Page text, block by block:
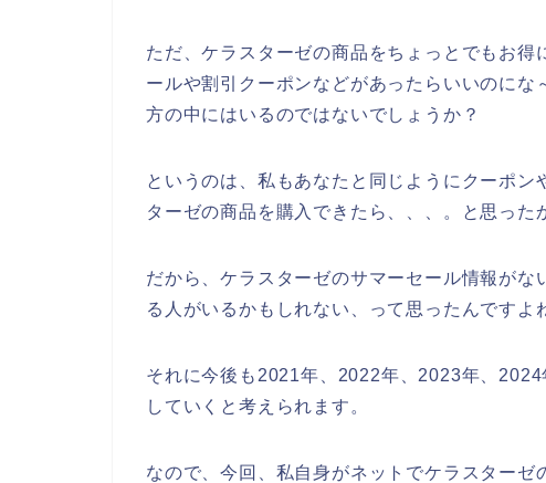
ただ、ケラスターゼの商品をちょっとでもお
ールや割引クーポンなどがあったらいいのに
方の中にはいるのではないでしょうか？
というのは、私もあなたと同じようにクーポ
ターゼの商品を購入できたら、、、。と思った
だから、ケラスターゼのサマーセール情報が
る人がいるかもしれない、って思ったんですよ
それに今後も2021年、2022年、2023年、
していくと考えられます。
なので、今回、私自身がネットでケラスター